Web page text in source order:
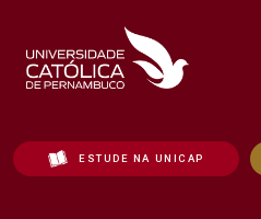
ESTUDE NA UNICAP